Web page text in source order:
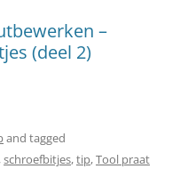
–
(deel 2)
and tagged
,schroefbitjes,tip,Tool praat